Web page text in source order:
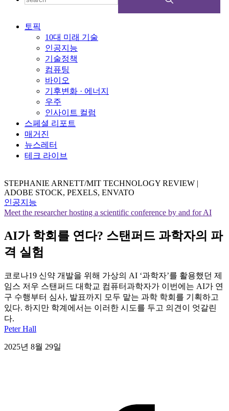
토픽
10대 미래 기술
인공지능
기술정책
컴퓨팅
바이오
기후변화 · 에너지
우주
인사이트 컬럼
스페셜 리포트
매거진
뉴스레터
테크 라이브
STEPHANIE ARNETT/MIT TECHNOLOGY REVIEW |
ADOBE STOCK, PEXELS, ENVATO
인공지능
Meet the researcher hosting a scientific conference by and for AI
AI가 학회를 연다? 스탠퍼드 과학자의 파
격 실험
코로나19 신약 개발을 위해 가상의 AI ‘과학자’를 활용했던 제
임스 저우 스탠퍼드 대학교 컴퓨터과학자가 이번에는 AI가 연
구 수행부터 심사, 발표까지 모두 맡는 과학 학회를 기획하고
있다. 하지만 학계에서는 이러한 시도를 두고 의견이 엇갈린
다.
Peter Hall
2025년 8월 29일